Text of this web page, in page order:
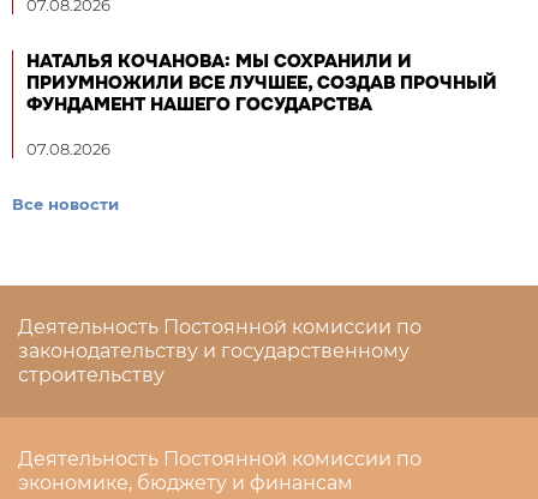
07.08.2026
НАТАЛЬЯ КОЧАНОВА: МЫ СОХРАНИЛИ И
ПРИУМНОЖИЛИ ВСЕ ЛУЧШЕЕ, СОЗДАВ ПРОЧНЫЙ
ФУНДАМЕНТ НАШЕГО ГОСУДАРСТВА
07.08.2026
Все новости
Деятельность Постоянной комиссии по
законодательству и государственному
строительству
Деятельность Постоянной комиссии по
экономике, бюджету и финансам